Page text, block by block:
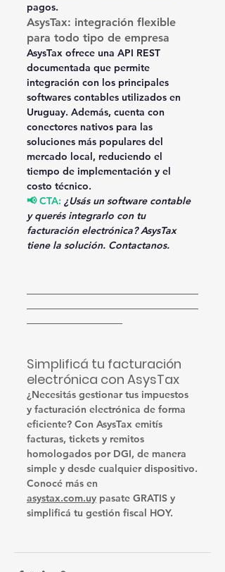
pagos.
AsysTax: integración flexible
para todo tipo de empresa
AsysTax ofrece una API REST
documentada que permite
integración con los principales
softwares contables utilizados en
Uruguay. Además, cuenta con
conectores nativos para las
soluciones más populares del
mercado local, reduciendo el
tiempo de implementación y el
costo técnico.
📢 CTA: ¿Usás un software contable
y querés integrarlo con tu
facturación electrónica? AsysTax
tiene la solución. Contactanos.
Simplificá tu facturación
electrónica con AsysTax
¿Necesitás gestionar tus impuestos
y facturación electrónica de forma
eficiente? Con AsysTax emitís
facturas, tickets y remitos
homologados por DGI, de manera
simple y desde cualquier dispositivo.
Conocé más en
asystax.com.uy pasate GRATIS y
simplificá tu gestión fiscal HOY.